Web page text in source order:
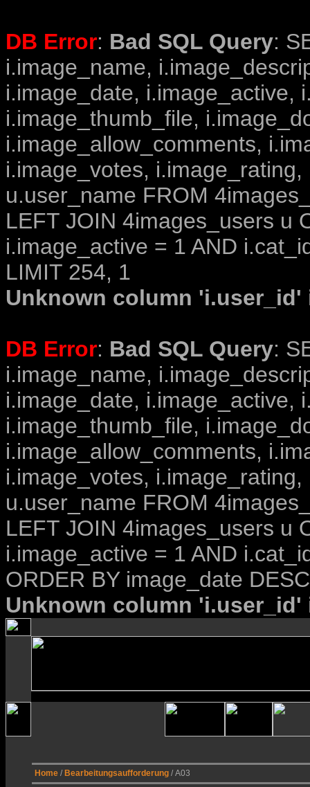
DB Error: Bad SQL Query:
i.image_name,
i.image_date, i.image_active,
i.image_thumb_file,
i.image_allow_comments,
i.image_votes,
u.user_name FROM
LEFT JOIN 4images_users u
i.image_active = 1 AND
LIMIT 254, 1
Unknown column
DB Error: Bad SQL Query:
i.image_name,
i.image_date, i.image_active,
i.image_thumb_file,
i.image_allow_comments,
i.image_votes,
u.user_name FROM
LEFT JOIN 4images_users u
i.image_active = 1 AND
ORDER BY image_date
Unknown column
Home / Bearbeitungsaufforderung / A03